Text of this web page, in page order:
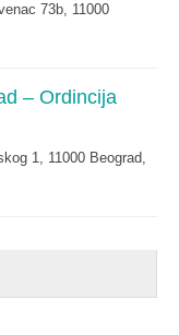
73b, 11000
– Ordincija
1, 11000 Beograd,